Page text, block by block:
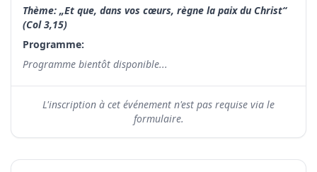
Thème: „Et que, dans vos cœurs, règne la paix du Christ“
(Col 3,15)
Programme:
Programme bientôt disponible...
L'inscription à cet événement n'est pas requise via le
formulaire.